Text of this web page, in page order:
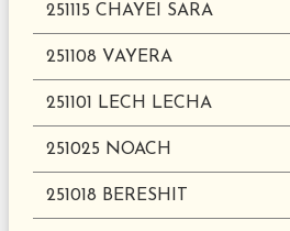
251115 CHAYEI SARA
251108 VAYERA
251101 LECH LECHA
251025 NOACH
251018 BERESHIT